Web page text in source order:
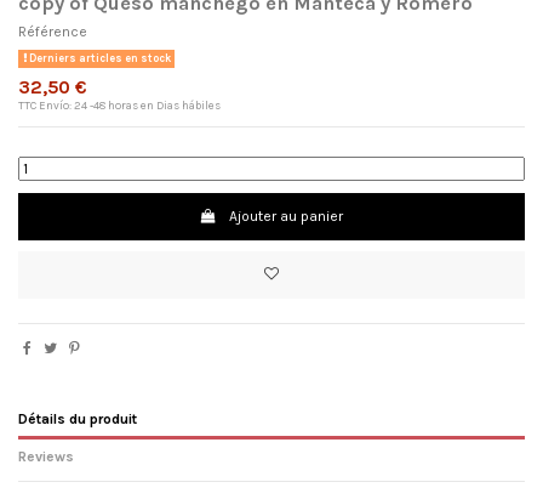
Référence
Derniers articles en stock
32,50 €
TTC Envío: 24 -48 horas en Dias hábiles
Ajouter au panier
Détails du produit
Reviews